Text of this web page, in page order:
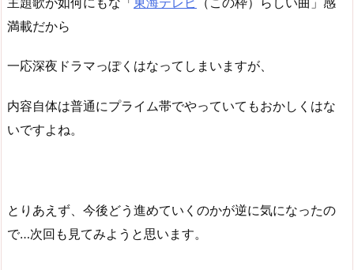
満載だから
一応深夜ドラマっぽくはなってしまいますが、
内容自体は普通にプライム帯でやっていてもおかしくはな
いですよね。
とりあえず、今後どう進めていくのかが逆に気になったの
で…次回も見てみようと思います。